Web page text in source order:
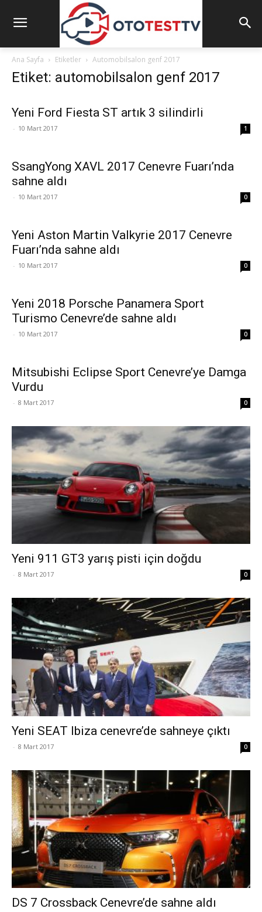
Ana Sayfa Etiketler Automobilsalon genf 2017
Etiket: automobilsalon genf 2017
Yeni Ford Fiesta ST artık 3 silindirli
- 10 Mart 2017 1
SsangYong XAVL 2017 Cenevre Fuarı’nda
sahne aldı
- 10 Mart 2017 0
Yeni Aston Martin Valkyrie 2017 Cenevre
Fuarı’nda sahne aldı
- 10 Mart 2017 0
Yeni 2018 Porsche Panamera Sport
Turismo Cenevre’de sahne aldı
- 10 Mart 2017 0
Mitsubishi Eclipse Sport Cenevre’ye Damga
Vurdu
- 8 Mart 2017 0
Yeni 911 GT3 yarış pisti için doğdu
- 8 Mart 2017 0
Yeni SEAT Ibiza cenevre’de sahneye çıktı
- 8 Mart 2017 0
DS 7 Crossback Cenevre’de sahne aldı